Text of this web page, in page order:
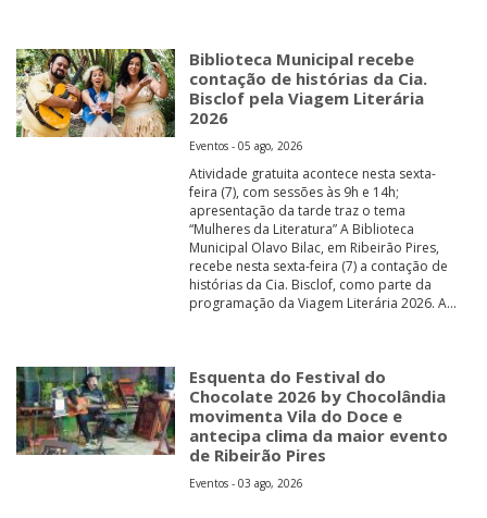
Biblioteca Municipal recebe
contação de histórias da Cia.
Bisclof pela Viagem Literária
2026
Eventos - 05 ago, 2026
Atividade gratuita acontece nesta sexta-
feira (7), com sessões às 9h e 14h;
apresentação da tarde traz o tema
“Mulheres da Literatura” A Biblioteca
Municipal Olavo Bilac, em Ribeirão Pires,
recebe nesta sexta-feira (7) a contação de
histórias da Cia. Bisclof, como parte da
programação da Viagem Literária 2026. A...
Esquenta do Festival do
Chocolate 2026 by Chocolândia
movimenta Vila do Doce e
antecipa clima da maior evento
de Ribeirão Pires
Eventos - 03 ago, 2026